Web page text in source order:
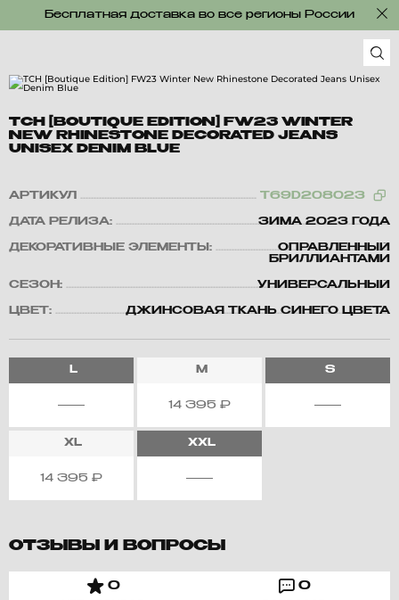
Бесплатная доставка во все регионы России
TCH [BOUTIQUE EDITION] FW23 WINTER
NEW RHINESTONE DECORATED JEANS
UNISEX DENIM BLUE
АРТИКУЛ T69D208023
ДАТА РЕЛИЗА: ЗИМА 2023 ГОДА
ДЕКОРАТИВНЫЕ ЭЛЕМЕНТЫ:
ОПРАВЛЕННЫЙ
БРИЛЛИАНТАМИ
СЕЗОН: УНИВЕРСАЛЬНЫЙ
ЦВЕТ: ДЖИНСОВАЯ ТКАНЬ СИНЕГО ЦВЕТА
L M
14 395 ₽
S
XL
14 395 ₽
XXL
ОТЗЫВЫ И ВОПРОСЫ
0 0